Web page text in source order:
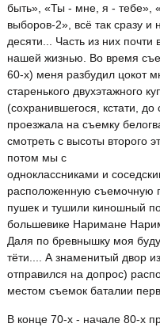
быть», «Ты - мне, я - тебе»,
выборов-2», всё так сразу
десяти... Часть из них почти
нашей жизнью. Во время
60-х) меня разбудил цокот
старенького двухэтажного
(сохранившегося, кстати,
проезжала на съемку
смотреть с высоты второго
потом мы с
одноклассниками и
расположенную съемочную
пушек и тушили киношный
большевике Наримане
Даля по бревнышку моя
тёти.... А знаменитый двор
отправился на допрос)
местом съемок баталии
В конце 70-х - начале 80-х